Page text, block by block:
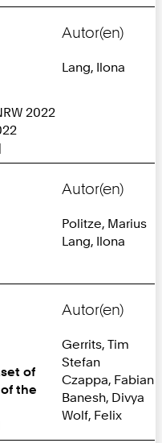
2022
Autor(en)
Lang, Ilona
Autor(en)
Politze, Marius
Lang, Ilona
of
the
Autor(en)
Gerrits, Tim
Stefan
Czappa, Fabian
Banesh, Divya
Wolf, Felix